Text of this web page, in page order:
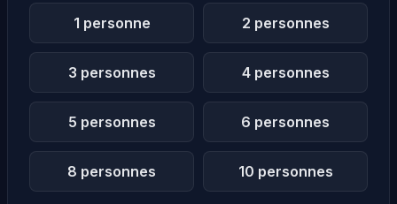
1 personne 2 personnes
3 personnes 4 personnes
5 personnes 6 personnes
8 personnes 10 personnes